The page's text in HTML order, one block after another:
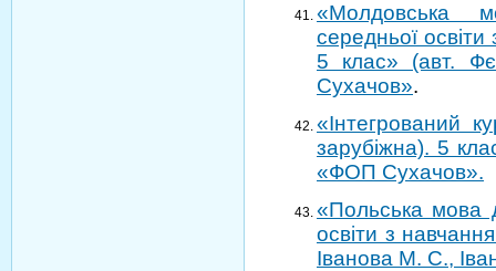
«Молдовська
середньої
5 клас» (авт.
Сухачов».
«Інтегрований
зарубіжна). 5
«ФОП Сухачов».
«Польська мова
освіти з
Іванова М. С.,